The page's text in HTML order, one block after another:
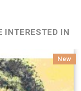
INTERESTED IN
New